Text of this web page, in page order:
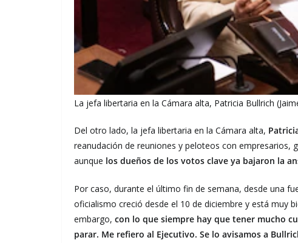
La jefa libertaria en la Cámara alta, Patricia Bullrich
Del otro lado, la jefa libertaria en la Cámara alta,
reanudación de reuniones y peloteos con empresarios,
aunque los dueños de los votos clave ya bajaron la
Por caso, durante el último fin de semana, desde una
oficialismo creció desde el 10 de diciembre y está muy
embargo, con lo que siempre hay que tener mucho
parar. Me refiero al Ejecutivo. Se lo avisamos a